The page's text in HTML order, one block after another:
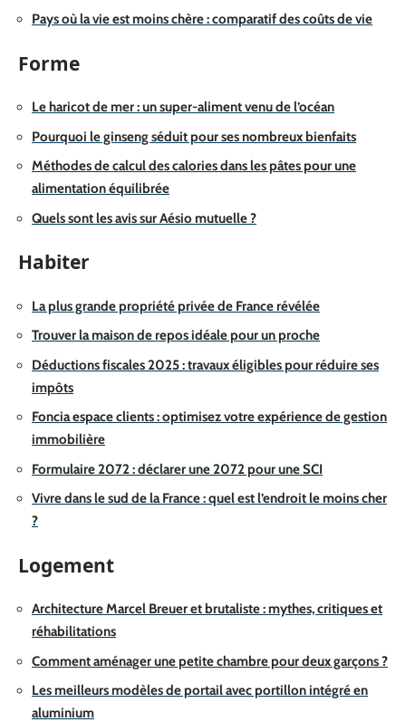
Pays où la vie est moins chère : comparatif des coûts de vie
Forme
Le haricot de mer : un super-aliment venu de l’océan
Pourquoi le ginseng séduit pour ses nombreux bienfaits
Méthodes de calcul des calories dans les pâtes pour une
alimentation équilibrée
Quels sont les avis sur Aésio mutuelle ?
Habiter
La plus grande propriété privée de France révélée
Trouver la maison de repos idéale pour un proche
Déductions fiscales 2025 : travaux éligibles pour réduire ses
impôts
Foncia espace clients : optimisez votre expérience de gestion
immobilière
Formulaire 2072 : déclarer une 2072 pour une SCI
Vivre dans le sud de la France : quel est l’endroit le moins cher
?
Logement
Architecture Marcel Breuer et brutaliste : mythes, critiques et
réhabilitations
Comment aménager une petite chambre pour deux garçons ?
Les meilleurs modèles de portail avec portillon intégré en
aluminium